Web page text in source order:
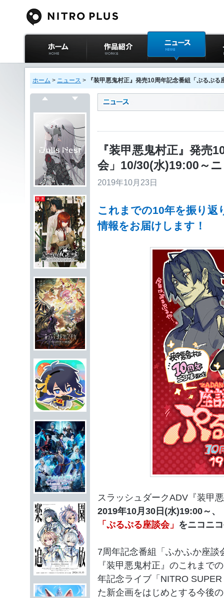
ニトロプラス公式
サイト ホーム
作品紹介 ニュース イベ
ホーム > ニュース > 『装甲悪鬼村正』発売10周年記念番組「ぷるぷ
『装甲悪鬼村正』発売
会」10/30(水)19:00～
2019年10月23日
これまでの10年を振り返
情報をお届けします！
スラッシュダークADV『装甲
2019年10月30日(水)19:00～、
「ぷるぷる座談会」 をニコニ
7周年記念番組「ふかふか座
『装甲悪鬼村正』のこれまで
年記念ライブ「NITRO
た新企画をはじめとする今後